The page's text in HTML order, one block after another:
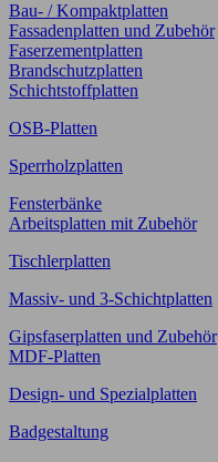
Bau- / Kompaktplatten
Fassadenplatten und Zubehör
Faserzementplatten
Brandschutzplatten
Schichtstoffplatten
OSB-Platten
Sperrholzplatten
Fensterbänke
Arbeitsplatten mit Zubehör
Tischlerplatten
Massiv- und 3-Schichtplatten
Gipsfaserplatten und Zubehör
MDF-Platten
Design- und Spezialplatten
Badgestaltung